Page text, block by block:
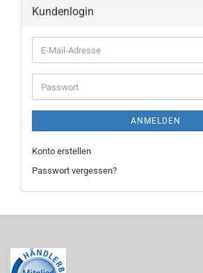
Kundenlogin
E-
Mail-
Adresse
Passwort
ANMELDEN
Konto erstellen
Passwort vergessen?